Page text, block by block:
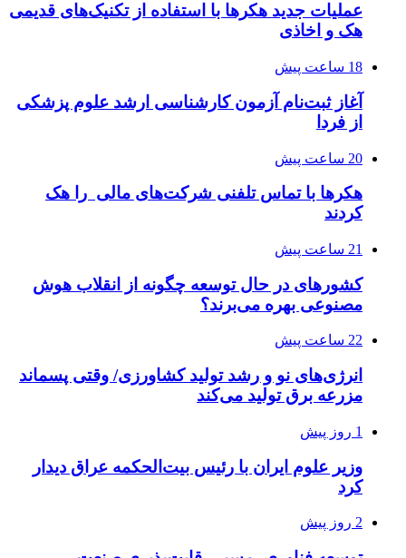
عملیات جدید هکرها با استفاده از تکنیک‌های قدیمی
هک و اخاذی
18 ساعت پیش
آغاز ثبت‌نام‌ آزمون کارشناسی ارشد علوم پزشکی
از فردا
20 ساعت پیش
هکرها با تماس تلفنی شرکت‌های مالی را هک
کردند
21 ساعت پیش
کشورهای در حال توسعه چگونه از انقلاب هوش
مصنوعی بهره می‌برند؟
22 ساعت پیش
انرژی‌های نو و رشد تولید کشاورزی/ وقتی پسماند
مزرعه‌ برق تولید می‌کند
1 روز پیش
وزیر علوم ایران با رئیس بیت‌الحکمه عراق دیدار
کرد
2 روز پیش